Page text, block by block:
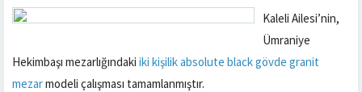
Kaleli Ailesi’nin,
Ümraniye
Hekimbaşı mezarlığındaki iki kişilik absolute black gövde granit
mezarmodeli çalışması tamamlanmıştır.